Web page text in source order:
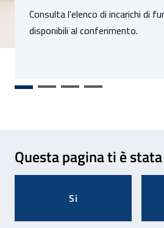
Consulta l'elenco di incarichi di
disponibili al conferimento.
Questa pagina ti è
Si